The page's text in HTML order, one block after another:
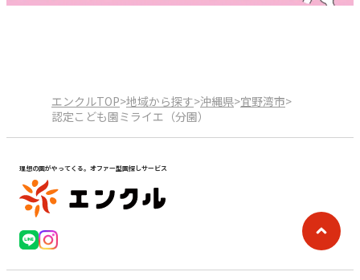
エンクルTOP>地域から探す>沖縄県>宜野湾市>
認定こども園ミライエ（分園）
理想の園がやってくる。オファー型園探しサービス